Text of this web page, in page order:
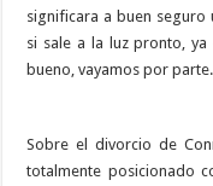
significara a buen
si sale a la luz pronto,
bueno, vayamos por parte.
Sobre el divorcio de
totalmente posicionado